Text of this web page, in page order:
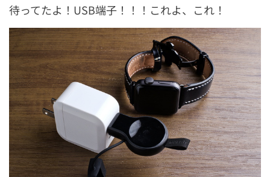
待ってたよ！USB端子！！！これよ、これ！